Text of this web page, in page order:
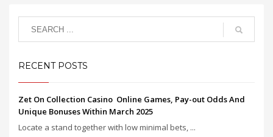
RECENT POSTS
Zet On Collection Casino ️ Online Games, Pay-out Odds And
Unique Bonuses Within March 2025
Locate a stand together with low minimal bets, ...